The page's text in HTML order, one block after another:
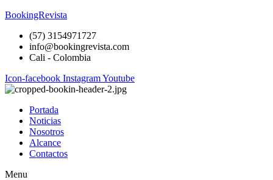
BookingRevista
(57) 3154971727
info@bookingrevista.com
Cali - Colombia
Icon-facebook InstagramYoutube
Portada
Noticias
Nosotros
Alcance
Contactos
Menu